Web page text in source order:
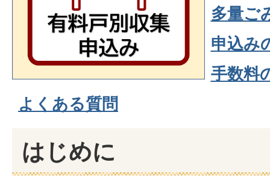
多量ご
申込み
手数料
よくある質問
はじめに